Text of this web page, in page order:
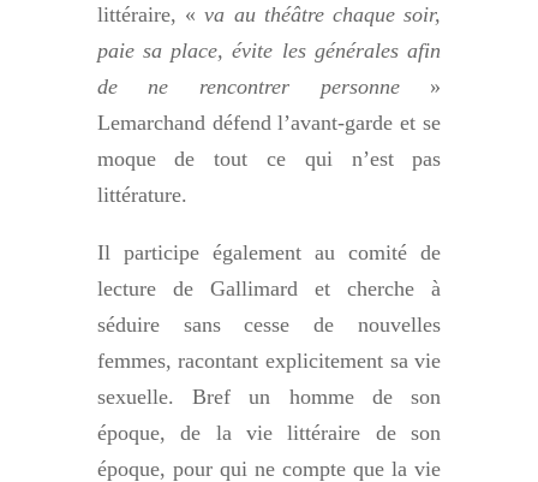
littéraire, «va au théâtre chaque soir,
paie sa place, évite les générales afin
de ne rencontrer personne»
Lemarchand défend l’avant-garde et se
moque de tout ce qui n’est pas
littérature.
Il participe également au comité de
lecture de Gallimard et cherche à
séduire sans cesse de nouvelles
femmes, racontant explicitement sa vie
sexuelle. Bref un homme de son
époque, de la vie littéraire de son
époque, pour qui ne compte que la vie